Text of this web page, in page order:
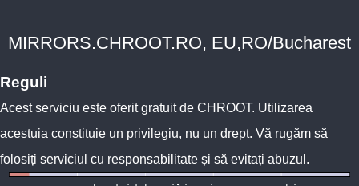
MIRRORS.CHROOT.RO, EU,RO/Bucharest
Reguli
Acest serviciu este oferit gratuit de CHROOT. Utilizarea
acestuia constituie un privilegiu, nu un drept. Vă rugăm să
folosiți serviciul cu responsabilitate și să evitați abuzul.